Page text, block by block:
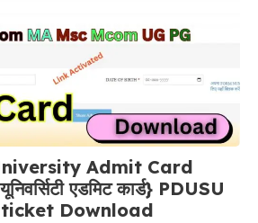
Admit Card
एडमिट कार्ड} PDUSU
ticket Download